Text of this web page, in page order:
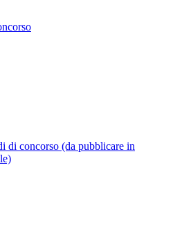
di concorso (da pubblicare in